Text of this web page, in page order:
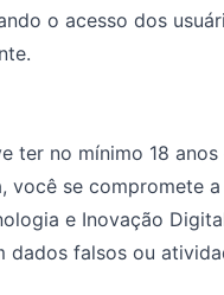
o acesso dos
ter no mínimo 18
você se compromete
e Inovação
dados falsos ou